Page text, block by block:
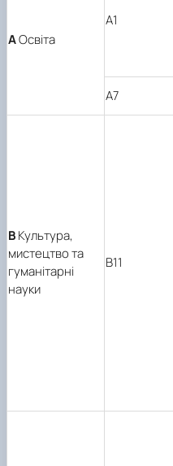
АОсвіта
A1
A7
ВКультура,
мистецтво та
гуманітарні
науки
B11